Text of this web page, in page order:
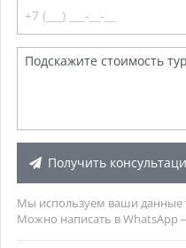
Получить
Мы используем ваши данные
Можно написать в WhatsApp